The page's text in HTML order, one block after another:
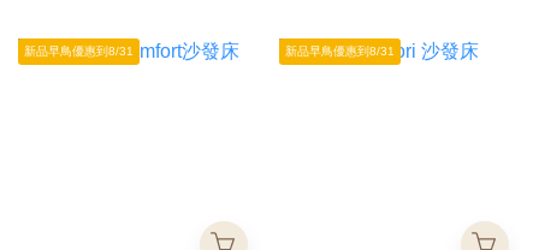
新品早鳥優惠到8/31 新品早鳥優惠到8/31